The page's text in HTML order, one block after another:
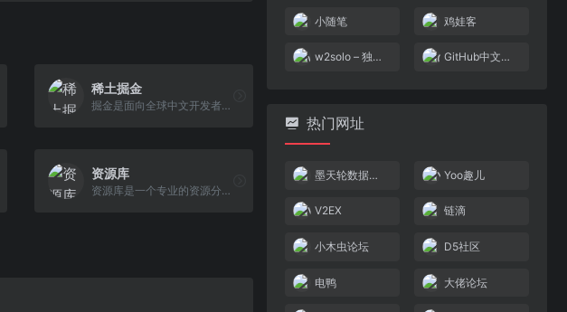
稀土掘金
掘金是面向全球中文开发者的技术内容分享与交流平台。我们通过技术文章、沸点、课程、直播等产品和服务，打造一个激发开发者创作灵感，激励开发者沉淀分享，陪伴开发者成长的综合类技术社区。
资源库
资源库是一个专业的资源分享社区，提供最新的资源，包括软件、图片、音乐、电影、游戏等，让您轻松获取最新的资源，满足您的所有需求。
小随笔 鸡娃客
w2solo – 独立开发者社区 GitHub中文社区
热门网址
墨天轮数据社区 Yoo趣儿
V2EX 链滴
小木虫论坛 D5社区
电鸭 大佬论坛